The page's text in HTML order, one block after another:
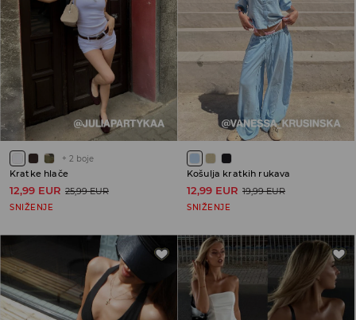
+ 2 boje
Kratke hlače
12,99 EUR 25,99 EUR
SNIŽENJE
Košulja kratkih rukava
12,99 EUR 19,99 EUR
SNIŽENJE